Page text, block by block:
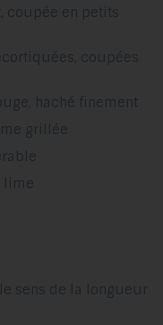
coupée en petits
coupées
haché finement
grillée
sens de la longueur